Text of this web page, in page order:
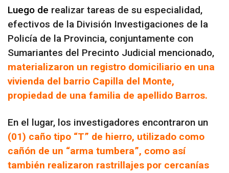
Luego de realizar tareas de su especialidad,
efectivos de la División Investigaciones de la
Policía de la Provincia, conjuntamente con
Sumariantes del Precinto Judicial mencionado,
materializaron un registro domiciliario en una
vivienda del barrio Capilla del Monte,
propiedad de una familia de apellido Barros.
En el lugar, los investigadores encontraron un
(01) caño tipo “T” de hierro, utilizado como
cañón de un “arma tumbera”, como así
también realizaron rastrillajes por cercanías